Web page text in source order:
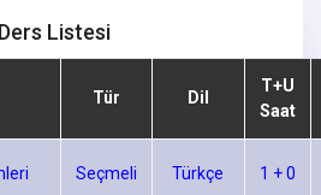
Listesi
Tür Dil
T+U
Saat
Seçmeli Türkçe 1 + 0